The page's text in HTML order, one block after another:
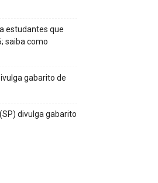
estudantes que
saiba como
gabarito de
divulga gabarito